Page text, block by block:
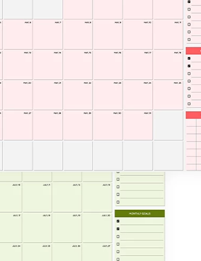
Sheets è conveniente perché sarà adatto
strumento per pianificare eventi, vacanze,
arancione, campi per il titolo e uno
principale.
Sheets è molto comodo. Seleziona l'anno e
calendario si adatterà automaticamente alla tua
per obiettivi mensili, piani e compleanni. Puoi
stampabili e modificabili per ogni